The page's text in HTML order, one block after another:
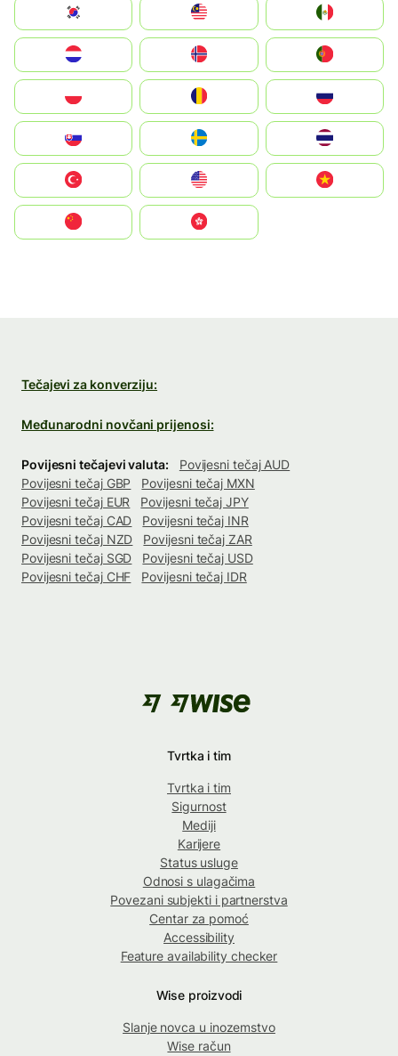
South Korea
United States
中國香港特別行政區
Tečajevi za konverziju:
Međunarodni novčani prijenosi:
Povijesni tečajevi valuta:
Povijesni tečaj AUD
Povijesni tečaj GBP
Povijesni tečaj MXN
Povijesni tečaj EUR
Povijesni tečaj JPY
Povijesni tečaj CAD
Povijesni tečaj INR
Povijesni tečaj NZD
Povijesni tečaj ZAR
Povijesni tečaj SGD
Povijesni tečaj USD
Povijesni tečaj CHF
Povijesni tečaj IDR
Tvrtka i tim
Tvrtka i tim
Sigurnost
Mediji
Karijere
Status usluge
Odnosi s ulagačima
Povezani subjekti i partnerstva
Centar za pomoć
Accessibility
Feature availability checker
Wise proizvodi
Slanje novca u inozemstvo
Wise račun